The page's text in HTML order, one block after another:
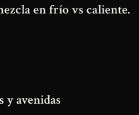
en frío vs caliente.
y avenidas